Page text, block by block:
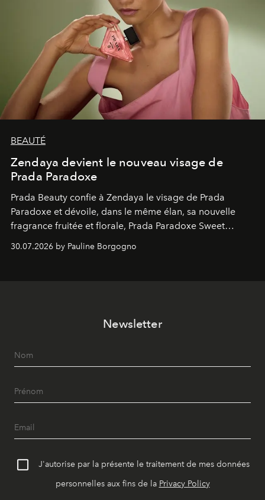
BEAUTÉ
Zendaya devient le nouveau visage de
Prada Paradoxe
Prada Beauty confie à Zendaya le visage de Prada
Paradoxe et dévoile, dans le même élan, sa nouvelle
fragrance fruitée et florale, Prada Paradoxe Sweet
30.07.2026 by Pauline Borgogno
Newsletter
J'autorise par la présente le traitement de mes données
personnelles aux fins de la Privacy Policy